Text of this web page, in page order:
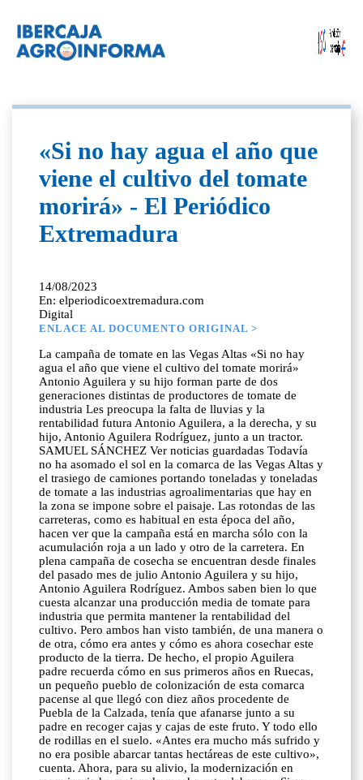
«Si no hay agua el año que
viene el cultivo del tomate
morirá» - El Periódico
Extremadura
14/08/2023
En: elperiodicoextremadura.com
Digital
ENLACE AL DOCUMENTO ORIGINAL >
La campaña de tomate en las Vegas Altas «Si no hay
agua el año que viene el cultivo del tomate morirá»
Antonio Aguilera y su hijo forman parte de dos
generaciones distintas de productores de tomate de
industria Les preocupa la falta de lluvias y la
rentabilidad futura Antonio Aguilera, a la derecha, y su
hijo, Antonio Aguilera Rodríguez, junto a un tractor.
SAMUEL SÁNCHEZ Ver noticias guardadas Todavía
no ha asomado el sol en la comarca de las Vegas Altas y
el trasiego de camiones portando toneladas y toneladas
de tomate a las industrias agroalimentarias que hay en
la zona se impone sobre el paisaje. Las rotondas de las
carreteras, como es habitual en esta época del año,
hacen ver que la campaña está en marcha sólo con la
acumulación roja a un lado y otro de la carretera. En
plena campaña de cosecha se encuentran desde finales
del pasado mes de julio Antonio Aguilera y su hijo,
Antonio Aguilera Rodríguez. Ambos saben bien lo que
cuesta alcanzar una producción media de tomate para
industria que permita mantener la rentabilidad del
cultivo. Pero ambos han visto también, de una manera o
de otra, cómo era antes y cómo es ahora cosechar este
producto de la tierra. De hecho, el propio Aguilera
padre recuerda cómo en sus primeros años en Ruecas,
un pequeño pueblo de colonización de esta comarca
pacense al que llegó con diez años procedente de
Puebla de la Calzada, tenía que afanarse junto a su
padre en recoger cajas y cajas de este fruto. Y todo ello
de rodillas en el suelo. «Antes era mucho más sufrido y
no era posible abarcar tantas hectáreas de este cultivo»,
cuenta. Ahora, para su alivio, la modernización en